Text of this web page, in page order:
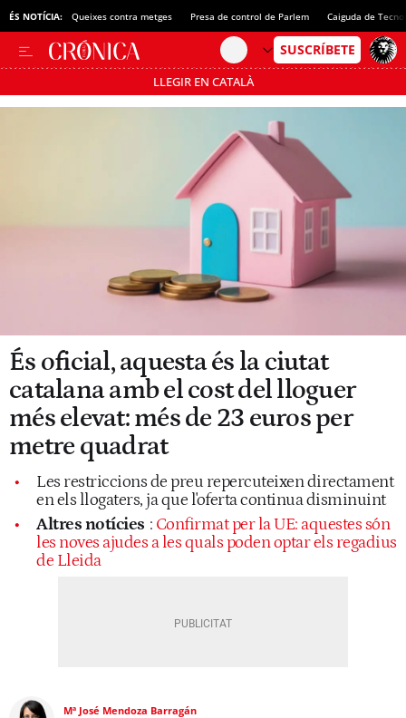
ÉS NOTÍCIA: Queixes contra metges Presa de control de Parlem Caiguda de
LLEGIR EN CATALÀ
Passa’t al mode estalvi
És oficial, aquesta és la ciutat
catalana amb el cost del lloguer
més elevat: més de 23 euros per
metre quadrat
Les restriccions de preu repercuteixen directament
en els llogaters, ja que l'oferta continua disminuint
Altres notícies : Confirmat per la UE: aquestes són
les noves ajudes a les quals poden optar els regadius
de Lleida
Mª José Mendoza Barragán